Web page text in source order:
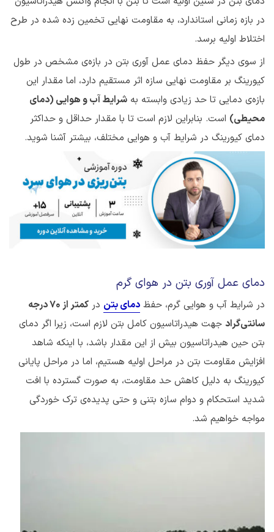
در بازه زمانی استاندارد، به مقاومت نهایی تخمین زده شده در طرح
اختلاط اولیه برسد.
از سوی دیگر حفظ دمای عمل آوری بتن در بازه‌ی مشخص در طول
کیورینگ بر مقاومت نهایی سازه اثر مستقیم دارد، اما مقدار این
بازه‌ی دمایی تا حد زیادی وابسته به شرایط آب و هوایی (دمای
محیطی) است. بنابراین لازم است تا با مقدار حداقل و حداکثر
دمای کیورینگ در شرایط آب و هوایی مختلف، بیشتر آشنا شوید.
دمای عمل آوری بتن در هوای گرم
در شرایط آب و هوایی گرم، حفظ دمای بتن در
کمتر از 70 درجه
سانتی‌گراد جهت هیدراتاسیون کامل بتن لازم است، زیرا اگر دمای
بتن حین هیدراتاسیون بیش از این مقدار باشد، با اینکه شاهد
افزایش مقاومت بتن در مراحل اولیه هستیم، اما در مراحل پایانی
کیورینگ به دلیل کاهش حد مقاومت، به صورت گسترده با افت
شدید استحکام و دوام سازه بتنی و حتی پدیده‌ی ترک خوردگی
مواجه خواهیم شد.